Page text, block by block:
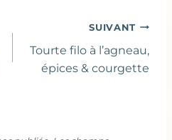
SUIVANT
Tourte filo à l’agneau,
épices & courgette